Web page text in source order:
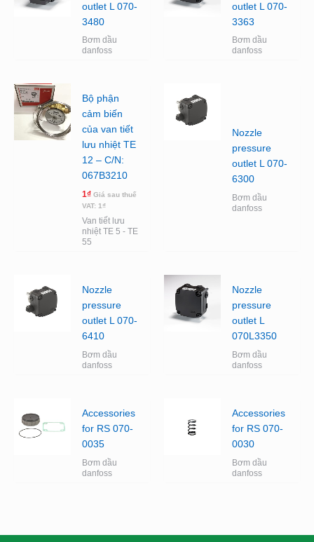
outlet L 070-
3480
Bơm dầu
danfoss
outlet L 070-
3363
Bơm dầu
danfoss
Bộ phận
cảm biến
của van tiết
lưu nhiệt TE
12 – C/N:
067B3210
1₫ Giá sau thuế
VAT: 1₫
Van tiết lưu
nhiệt TE 5 - TE
55
Nozzle
pressure
outlet L 070-
6300
Bơm dầu
danfoss
Nozzle
pressure
outlet L 070-
6410
Bơm dầu
danfoss
Nozzle
pressure
outlet L
070L3350
Bơm dầu
danfoss
Accessories
for RS 070-
0035
Bơm dầu
danfoss
Accessories
for RS 070-
0030
Bơm dầu
danfoss